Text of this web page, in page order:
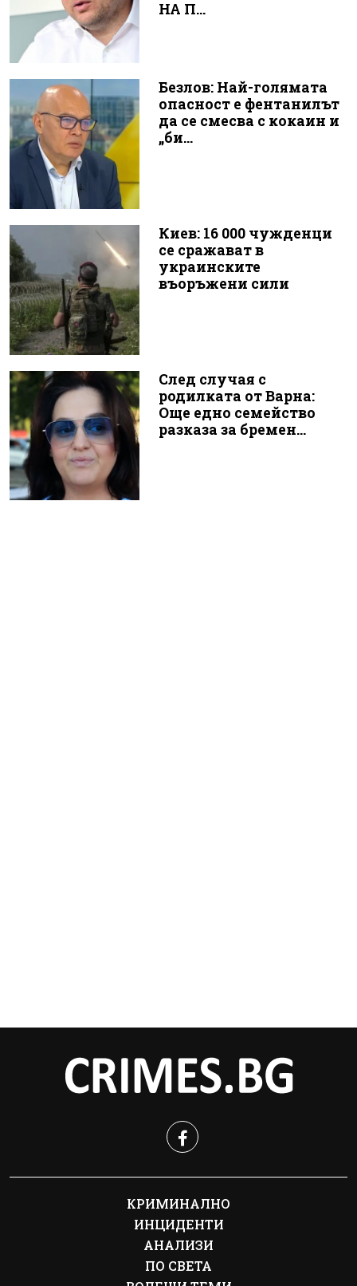
НА П...
Безлов: Най-голямата
опасност е фентанилът
да се смесва с кокаин и
„би...
Киев: 16 000 чужденци
се сражават в
украинските
въоръжени сили
След случая с
родилката от Варна:
Още едно семейство
разказа за бремен...
КРИМИНАЛНО
ИНЦИДЕНТИ
АНАЛИЗИ
ПО СВЕТА